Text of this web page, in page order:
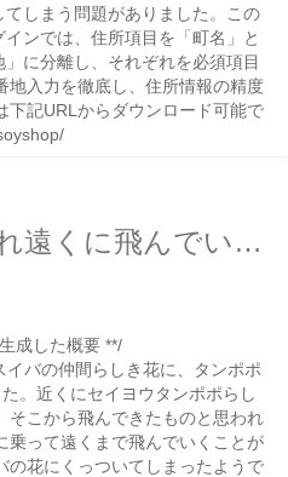
てしまう問題がありました。この
インでは、住所項目を「町名」と
」に分離し、それぞれを必須項目
地入力を徹底し、住所情報の精度
下記URLからダウンロード可能で
タネは花に邪魔され遠くに飛んでいけなかった
成した概要 **/
イバの仲間らしき花に、タンポポ
。近くにセイヨウタンポポらし
そこから飛んできたものと思われ
乗って遠くまで飛んでいくことが
の花にくっついてしまったようで